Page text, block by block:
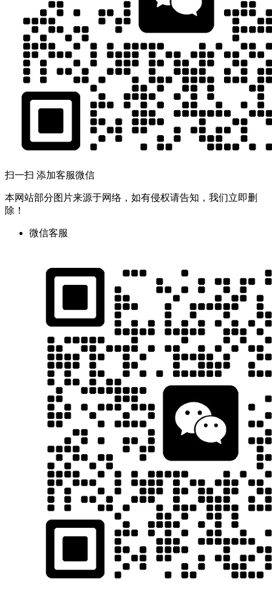
扫一扫 添加客服微信
本网站部分图片来源于网络，如有侵权请告知，我们立即删
除！
微信客服